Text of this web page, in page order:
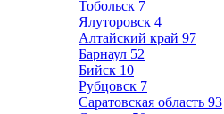
Тобольск 7
Ялуторовск 4
Алтайский край 97
Барнаул 52
Бийск 10
Рубцовск 7
Саратовская область 93